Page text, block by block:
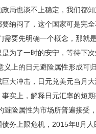
局也谈不上稳定，我们都
纳闷了，这个国家可是完
先明确一个概念，那就是
为了一时的安宁，等待下
的日元避险属性形成可归
大冲击，日元兑美元当月
实上，解释日元汇率的短
属性为市场所普遍接受，
务上限危机，2015年8月